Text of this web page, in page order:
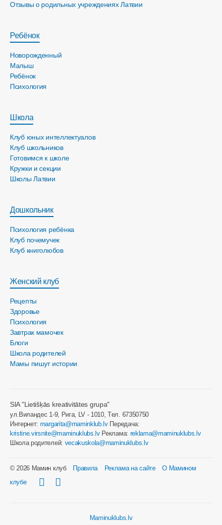
Отзывы о родильных учреждениях Латвии
Ребёнок
Новорожденный
Малыш
Ребёнок
Психология
Школа
Клуб юных интеллектуалов
Клуб школьников
Готовимся к школе
Кружки и секции
Школы Латвии
Дошкольник
Психология ребёнка
Клуб почемучек
Клуб книголюбов
Женский клуб
Рецепты
Здоровье
Психология
Завтрак мамочек
Блоги
Школа родителей
Мамы пишут истории
SIA "Lietišķās kreativitātes grupa"
ул.Виландес 1-9, Рига, LV - 1010, Tел. 67350750
Интернет: margarita@maminklub.lvПередача:
kristine.virsnite@maminuklubs.lvРеклама: reklama@maminuklubs.lv
Школа родителей: vecakuskola@maminuklubs.lv
© 2026 Мамин клуб Правила Реклама на сайте
О Мамином
клубе
Maminuklubs.lv